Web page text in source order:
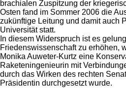
brachialen Zuspitzung der
Osten fand im Sommer 2006 die
zukünftige Leitung und damit auch
Universität statt.
In diesem Widerspruch ist es
Friedenswissenschaft zu erhöhen,
Monika Auweter-Kurtz eine
Raketeningenieurin mit
durch das Wirken des rechten
Präsidentin durchgesetzt wurde.